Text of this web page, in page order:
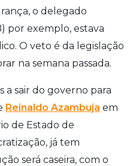
o delegado
por exemplo, estava
O veto é da legislação
na semana passada.
a sair do governo para
Reinaldo Azambuja em
de Estado de
já tem
será caseira, com o